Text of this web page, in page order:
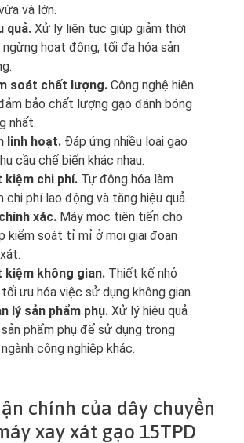
và lớn.
quả. Xử lý liên tục giúp giảm thời
ngừng hoạt động, tối đa hóa sản
soát chất lượng. Công nghệ hiện
bảo chất lượng gạo đánh bóng
nhất.
linh hoạt. Đáp ứng nhiều loại gạo
cầu chế biến khác nhau.
kiệm chi phí. Tự động hóa làm
chi phí lao động và tăng hiệu quả.
xác. Máy móc tiên tiến cho
kiểm soát tỉ mỉ ở mọi giai đoạn
kiệm không gian. Thiết kế nhỏ
ưu hóa việc sử dụng không gian.
lý sản phẩm phụ. Xử lý hiệu quả
phẩm phụ để sử dụng trong
công nghiệp khác.
chính của dây chuyền
xay xát gạo 15TPD